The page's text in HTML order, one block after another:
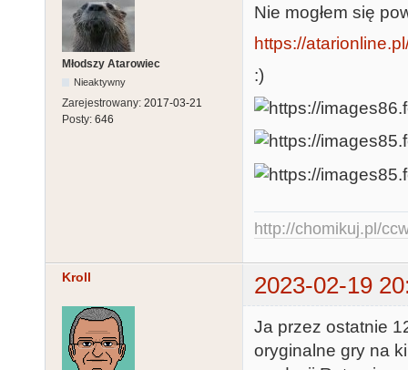
Młodszy Atarowiec
Nieaktywny
Zarejestrowany: 2017-03-21
Posty: 646
Nie mogłem się
https://
:)
http://chomikuj.pl/
Kroll 2023-02-19
Ja przez ostatnie
oryginalne gry na